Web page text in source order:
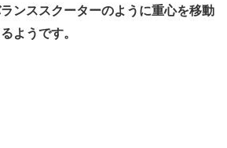
ンススクーターのように重心を移動
ようです。